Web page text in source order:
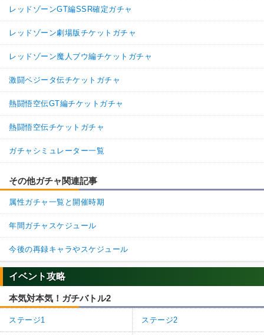
レッドゾーンGT編SSR確定ガチャ
レッドゾーン劇場版チケットガチャ
レッドゾーン魔人ブウ編チケットガチャ
激闘ベジータ伝チケットガチャ
熱闘悟空伝GT編チケットガチャ
熱闘悟空伝チケットガチャ
ガチャシミュレーター一覧
その他ガチャ関連記事
属性ガチャ一覧と開催時期
年間ガチャスケジュール
今後の再録キャラやスケジュール
イベント攻略
本気対本気！ガチバトル2
ステージ1 ステージ2